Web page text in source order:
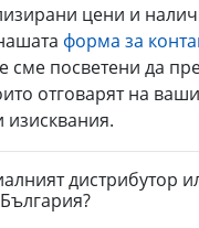
цени и
форма за
сме посветени да
отговарят на
дистрибутор